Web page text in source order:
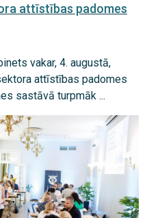
attīstības padomes
vakar, 4. augustā,
attīstības padomes
sastāvā turpmāk ...